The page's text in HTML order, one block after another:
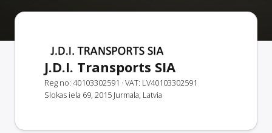
J.D.I. Transports SIA
Reg no: 40103302591 · VAT: LV40103302591
Slokas iela 69, 2015 Jurmala, Latvia